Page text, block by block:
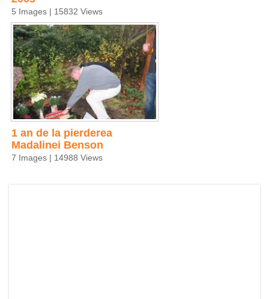
5 Images | 15832 Views
1 an de la pierderea
Madalinei Benson
7 Images | 14988 Views